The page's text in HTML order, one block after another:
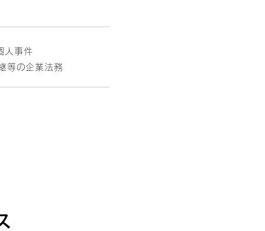
人事件
等の企業法務